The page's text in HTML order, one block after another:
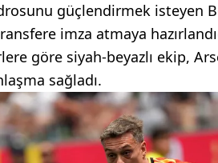
güçlendirmek isteyen
imza atmaya
göre siyah-beyazlı ekip,
sağladı.